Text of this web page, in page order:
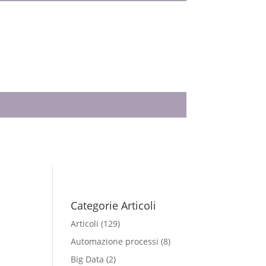
Categorie Articoli
Articoli (129)
Automazione processi (8)
Big Data (2)